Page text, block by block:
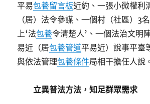
平易包養留言板近約、一張小微權利
（居）法令參謀、一個村（社區）3
上‘法包養令清楚人’、一個法治文明
易近（居包養管道平易近）說事平臺
與依法管理包養條件局相干擔任人說
立異普法方法，知足群眾需求